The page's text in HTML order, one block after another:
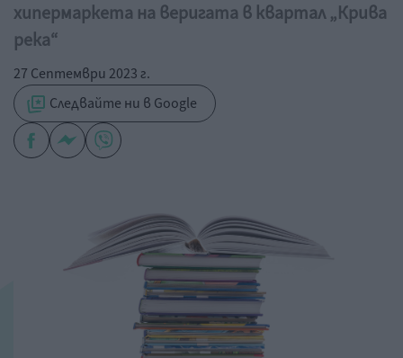
хипермаркета на веригата в квартал „Крива
река“
27 Септември 2023 г.
Следвайте ни в Google